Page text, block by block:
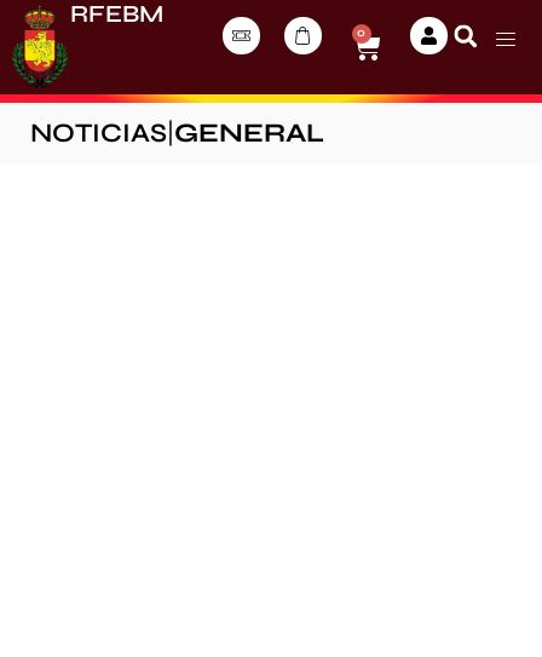
RFEBM
0
NOTICIAS GENERAL